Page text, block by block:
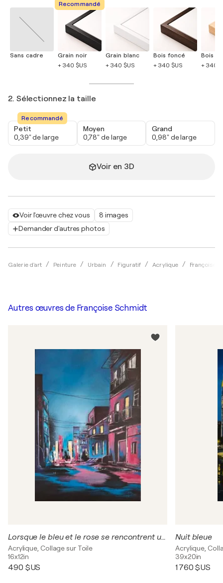
Voir l'œuvre chez vous
8 images
Demander d'autres photos
Galerie d'art Peinture Urbain Figuratif Acrylique Françoise
Sans cadre
Recommandé
Grain noir
+ 340 $US
Grain blanc
+ 340 $US
Bois foncé
+ 340 $US
Bois
+ 340
2. Sélectionnez la taille
Recommandé
Petit
0,39" de large
Moyen
0,78" de large
Grand
0,98" de large
Voir en 3D
Autres œuvres de Françoise Schmidt
Lorsque le bleu et le rose se rencontrent un soir au mois d'août
Acrylique, Collage sur Toile
16x12in
490 $US
Nuit bleue
Acrylique,
39x20in
1 760 $US